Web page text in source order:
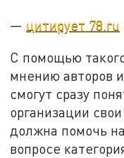
— цитирует 78.ru
С помощью
мнению авторов
смогут сразу
организации
должна помочь
вопросе